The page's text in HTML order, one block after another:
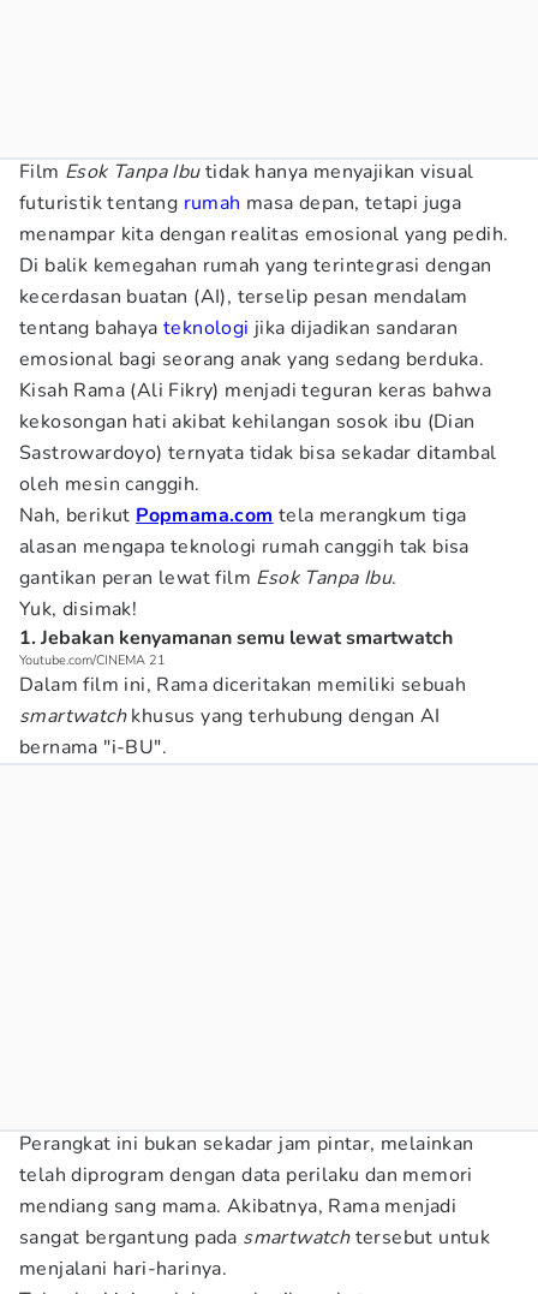
Film Esok Tanpa Ibutidak hanya menyajikan visual
futuristik tentang rumah masa depan, tetapi juga
menampar kita dengan realitas emosional yang pedih.
Di balik kemegahan rumah yang terintegrasi dengan
kecerdasan buatan (AI), terselip pesan mendalam
tentang bahayateknologi jika dijadikan sandaran
emosional bagi seorang anak yang sedang berduka.
Kisah Rama (Ali Fikry) menjadi teguran keras bahwa
kekosongan hati akibat kehilangan sosok ibu (Dian
Sastrowardoyo) ternyata tidak bisa sekadar ditambal
oleh mesin canggih.
Nah, berikut Popmama.com tela merangkum tiga
alasan mengapa teknologi rumah canggih tak bisa
gantikan peran lewat film Esok Tanpa Ibu.
Yuk, disimak!
1. Jebakan kenyamanan semu lewat smartwatch
Youtube.com/CINEMA 21
Dalam film ini, Rama diceritakan memiliki sebuah
smartwatchkhusus yang terhubung dengan AI
bernama "i-BU".
Perangkat ini bukan sekadar jam pintar, melainkan
telah diprogram dengan data perilaku dan memori
mendiang sang mama. Akibatnya, Rama menjadi
sangat bergantung pada smartwatchtersebut untuk
menjalani hari-harinya.